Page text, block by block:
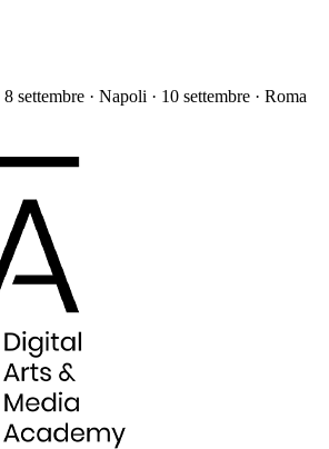
8 settembre · Napoli · 10 settembre · Roma